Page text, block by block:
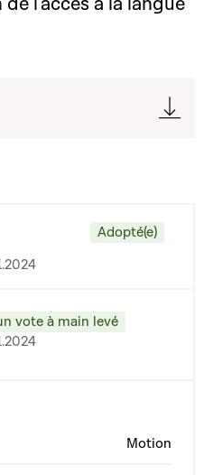
Adopté(e)
vote à main levé
Motion